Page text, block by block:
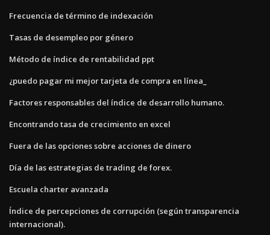
Frecuencia de término de indexación
Tasas de desempleo por género
Método de índice de rentabilidad ppt
¿puedo pagar mi mejor tarjeta de compra en línea_
Factores responsables del índice de desarrollo humano.
Encontrando tasa de crecimiento en excel
Fuera de las opciones sobre acciones de dinero
Día de las estrategias de trading de forex.
Escuela charter avanzada
Índice de percepciones de corrupción (según transparencia
internacional).